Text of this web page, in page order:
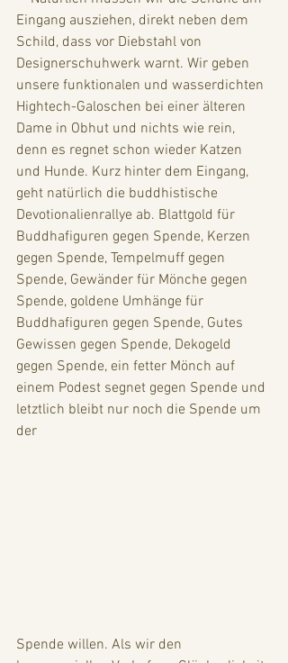
Eingang ausziehen, direkt neben dem
Schild, dass vor Diebstahl von
Designerschuhwerk warnt. Wir geben
unsere funktionalen und wasserdichten
Hightech-Galoschen bei einer älteren
Dame in Obhut und nichts wie rein,
denn es regnet schon wieder Katzen
und Hunde. Kurz hinter dem Eingang,
geht natürlich die buddhistische
Devotionalienrallye ab. Blattgold für
Buddhafiguren gegen Spende, Kerzen
gegen Spende, Tempelmuff gegen
Spende, Gewänder für Mönche gegen
Spende, goldene Umhänge für
Buddhafiguren gegen Spende, Gutes
Gewissen gegen Spende, Dekogeld
gegen Spende, ein fetter Mönch auf
einem Podest segnet gegen Spende und
letztlich bleibt nur noch die Spende um
der
Spende willen. Als wir den